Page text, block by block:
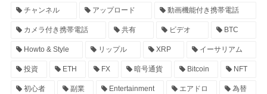
チャンネル アップロード 動画機能付き携帯電話
カメラ付き携帯電話 共有 ビデオ BTC
Howto & Style リップル XRP イーサリアム
投資 ETH FX 暗号通貨 Bitcoin NFT
初心者 副業 Entertainment エアドロ 為替